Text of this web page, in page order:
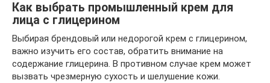
Как выбрать промышленный крем для
лица с глицерином
Выбирая брендовый или недорогой крем с глицерином,
важно изучить его состав, обратить внимание на
содержание глицерина. В противном случае крем может
вызвать чрезмерную сухость и шелушение кожи.